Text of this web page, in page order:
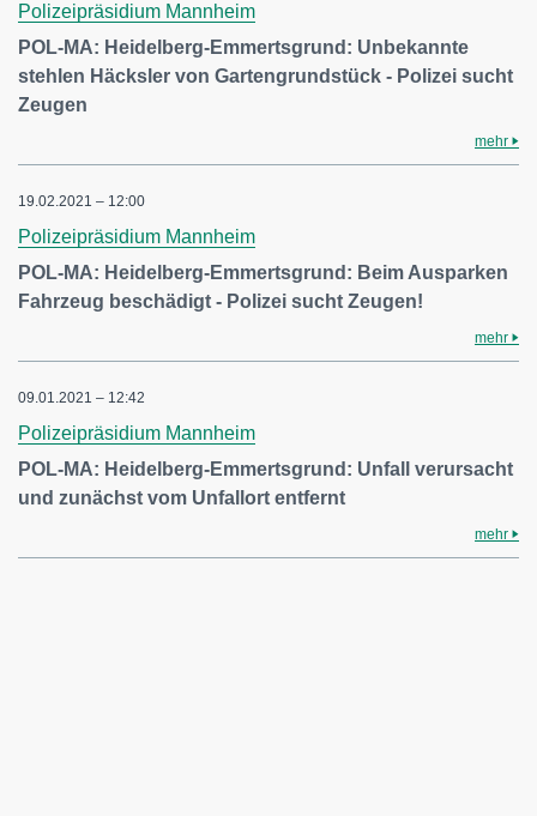
Polizeipräsidium Mannheim
POL-MA: Heidelberg-Emmertsgrund: Unbekannte
stehlen Häcksler von Gartengrundstück - Polizei sucht
Zeugen
mehr
19.02.2021 – 12:00
Polizeipräsidium Mannheim
POL-MA: Heidelberg-Emmertsgrund: Beim Ausparken
Fahrzeug beschädigt - Polizei sucht Zeugen!
mehr
09.01.2021 – 12:42
Polizeipräsidium Mannheim
POL-MA: Heidelberg-Emmertsgrund: Unfall verursacht
und zunächst vom Unfallort entfernt
mehr